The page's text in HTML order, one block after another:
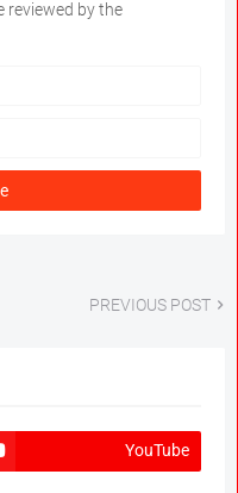
reviewed by the
PREVIOUS POST
YouTube